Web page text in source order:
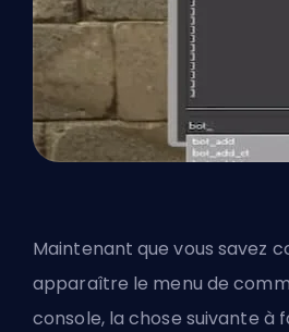
Maintenant que vous savez
apparaître le menu de
console, la chose suivante à